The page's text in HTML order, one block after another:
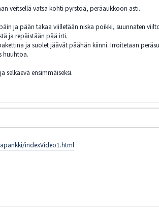
veitsellä vatsa kohti pyrstöä, peräaukkoon asti.
ja pään takaa viilletään niska poikki, suunnaten
ja repäistään pää irti.
ja suolet jäävät päähän kiinni. Irroitetaan
huuhtoa.
selkäevä ensimmäiseksi.
indexVideo1.html